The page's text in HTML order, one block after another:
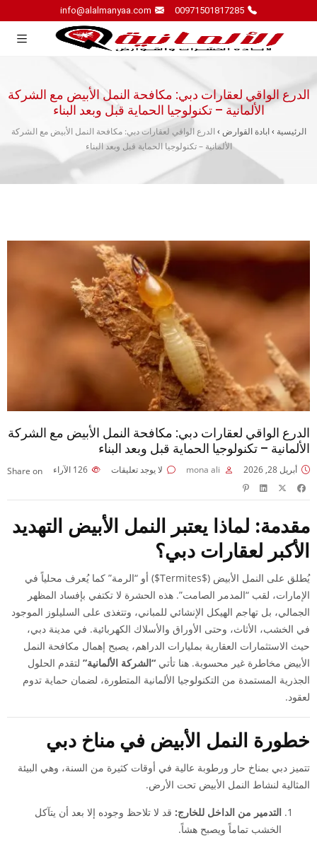
00971501817285
info@alalmanyaa.com
الدرع الواقي لعقارات دبي: مكافحة النمل الأبيض مع الشركة
الألمانية – تكنولوجيا الحماية قبل وبعد البناء
الرئيسية ›ابادة القوارض › الدرع الواقي لعقارات دبي: مكافحة النمل الأبيض مع الشركة
الألمانية – تكنولوجيا الحماية قبل وبعد البناء
الدرع الواقي لعقارات دبي: مكافحة النمل الأبيض مع الشركة
الألمانية – تكنولوجيا الحماية قبل وبعد البناء
أبريل 28, 2026 mona ali لا يوجد تعليقات الآراء Share on
مقدمة: لماذا يعتبر النمل الأبيض التهديد
الأكبر لعقارات دبي؟
يُطلق على النمل الأبيض ($Termites$
) أو “الرمة” كما يُعرف محلياً في
الإمارات، لقب “المدمر الصامت”. هذه الحشرة لا تكتفي بإفساد المظهر
الجمالي، بل تهاجم الهيكل الإنشائي للمباني، وتتغذى على السليلوز الموجود
في الخشب، الأثاث، وحتى الأوراق والأسلاك الكهربائية. في مدينة دبي،
حيث الاستثمارات العقارية بمليارات الدراهم، يصبح إهمال مكافحة النمل
الأبيض مخاطرة غير محسوبة. هنا تأتي “الشركة الألمانية” لتقدم الحلول
الجذرية المستمدة من التكنولوجيا الألمانية المتطورة، لضمان حماية تدوم
لعقود.
خطورة النمل الأبيض في مناخ دبي
تتميز دبي بمناخ حار ورطوبة عالية في أوقات كثيرة من السنة، وهي البيئة
المثالية لنشاط النمل الأبيض تحت الأرض.
التدمير من الداخل للخارج: قد لا تلاحظ وجوده إلا بعد أن يتآكل
الخشب تماماً ويصبح هشاً.